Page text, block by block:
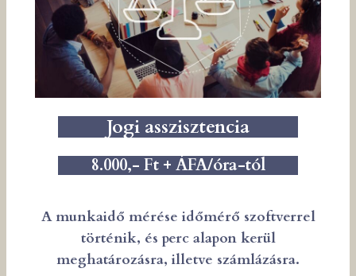
Jogi asszisztencia
8.000,- Ft + ÁFA/óra-tól
A munkaidő mérése időmérő szoftverrel
történik, és perc alapon kerül
meghatározásra, illetve számlázásra.